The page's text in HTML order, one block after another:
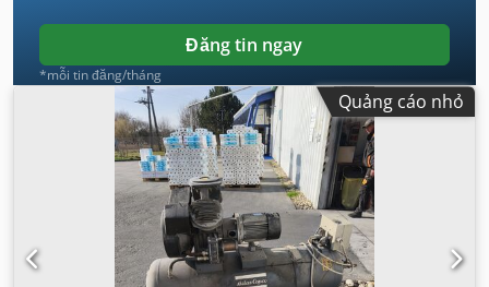
Đăng tin ngay
*mỗi tin đăng/tháng
Quảng cáo nhỏ